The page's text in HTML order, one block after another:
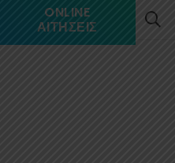
ONLINE
ΑΙΤΉΣΕΙΣ